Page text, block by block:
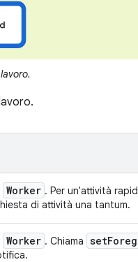
Worker . Per un'attività
di attività una tantum.
Worker . Chiama set